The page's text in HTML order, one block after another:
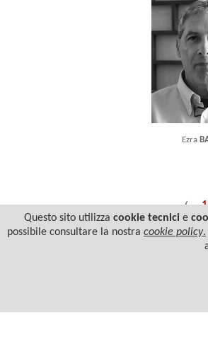
Ezra
‹ 1
Questo sito utilizza cookie tecnicie
possibile consultare la nostra cookie policy.